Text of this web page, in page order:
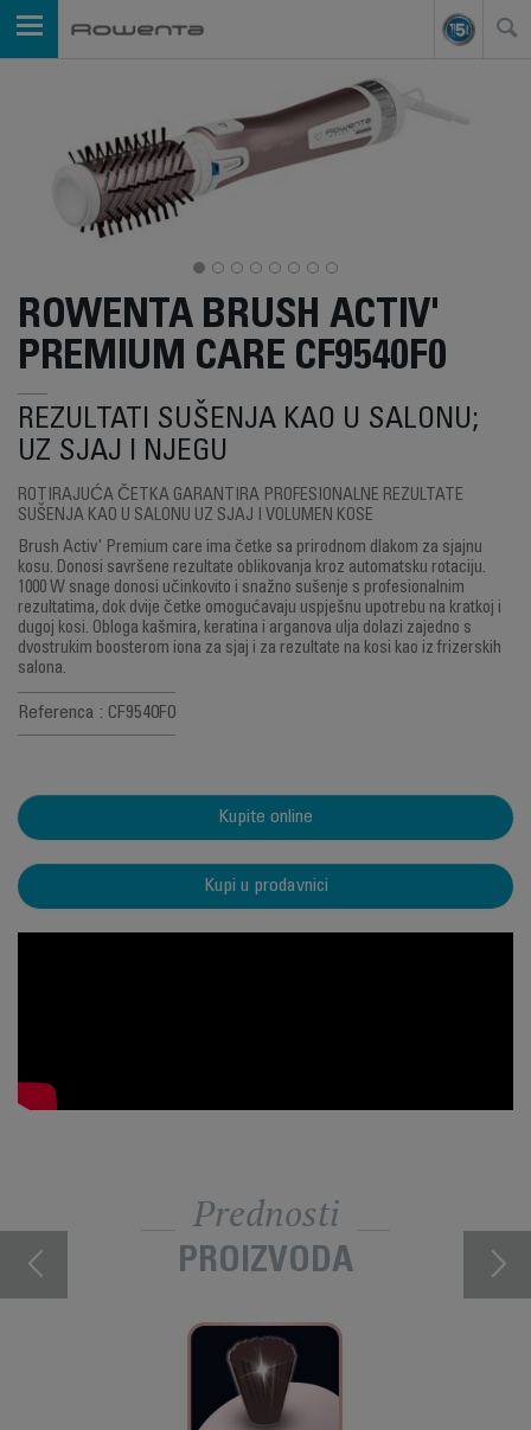
ROWENTA BRUSH ACTIV'
PREMIUM CARE CF9540F0
REZULTATI SUŠENJA KAO U SALONU;
UZ SJAJ I NJEGU
ROTIRAJUĆA ČETKA GARANTIRA PROFESIONALNE REZULTATE
SUŠENJA KAO U SALONU UZ SJAJ I VOLUMEN KOSE
Brush Activ' Premium care ima četke sa prirodnom dlakom za sjajnu
kosu. Donosi savršene rezultate oblikovanja kroz automatsku rotaciju.
1000 W snage donosi učinkovito i snažno sušenje s profesionalnim
rezultatima, dok dvije četke omogućavaju uspješnu upotrebu na kratkoj i
dugoj kosi. Obloga kašmira, keratina i arganova ulja dolazi zajedno s
dvostrukim boosterom iona za sjaj i za rezultate na kosi kao iz frizerskih
salona.
Referenca : CF9540F0
Kupite online
Kupi u prodavnici
Prednosti
PROIZVODA